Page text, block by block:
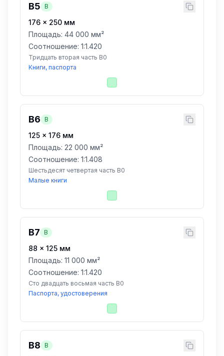
B5 B
176 × 250 мм
Площадь: 44 000 мм²
Соотношение: 1:1.420
Тридцать вторая часть B0
Книги, паспорта
B6 B
125 × 176 мм
Площадь: 22 000 мм²
Соотношение: 1:1.408
Шестьдесят четвертая часть B0
Малые книги
B7 B
88 × 125 мм
Площадь: 11 000 мм²
Соотношение: 1:1.420
Сто двадцать восьмая часть B0
Паспорта, удостоверения
B8 B